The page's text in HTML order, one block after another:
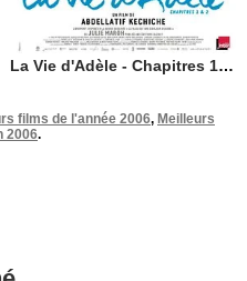
La Vie d'Adèle - Chapitres 1 et 2
films de l'année 2006, Meilleurs
2006.